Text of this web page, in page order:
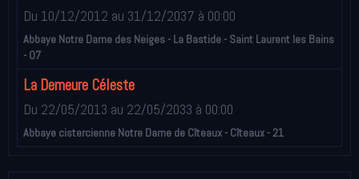
Du 10/12/2012 au 31/12/2037 à 00:00
Abbaye Notre Dame des Neiges - La Bastide - Saint Laurent les Bains
- 07
La Demeure Céleste
Du 22/05/2013 au 22/05/2033 à 00:00
Abbaye cistercienne Notre Dame de Cîteaux - Cîteaux - 21